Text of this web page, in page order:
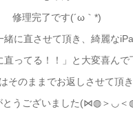
修理完了です(´ω｀*)
緒に直させて頂き、綺麗な
直ってる！！」と大変喜ん
そのままでお返しさせて頂
とうございました(⋈◍＞◡